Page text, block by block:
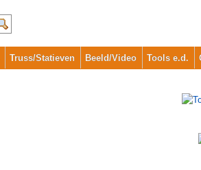
Truss/Statieven Beeld/Video Tools e.d.